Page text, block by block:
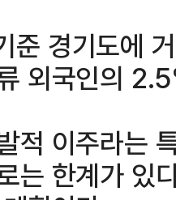
경기도에
외국인의
적 이주라는
는 한계가 있